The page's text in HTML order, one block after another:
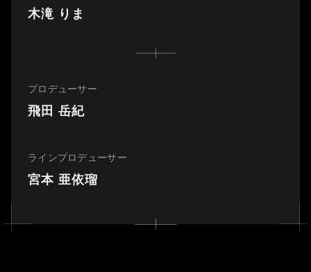
木滝 りま
プロデューサー
飛田 岳紀
ラインプロデューサー
宮本 亜依瑠